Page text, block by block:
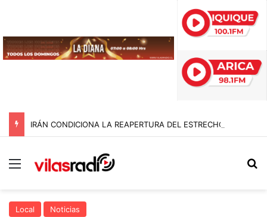
Menú
Local Noticias